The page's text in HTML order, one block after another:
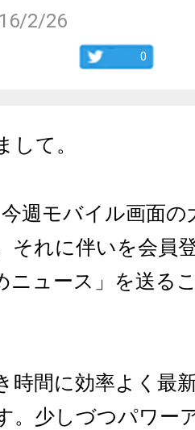
2/26
0
して。
今週モバイル画面の
それに伴いを会員
ュース」
を送る
時間に効率よく最
。少しづつパワー